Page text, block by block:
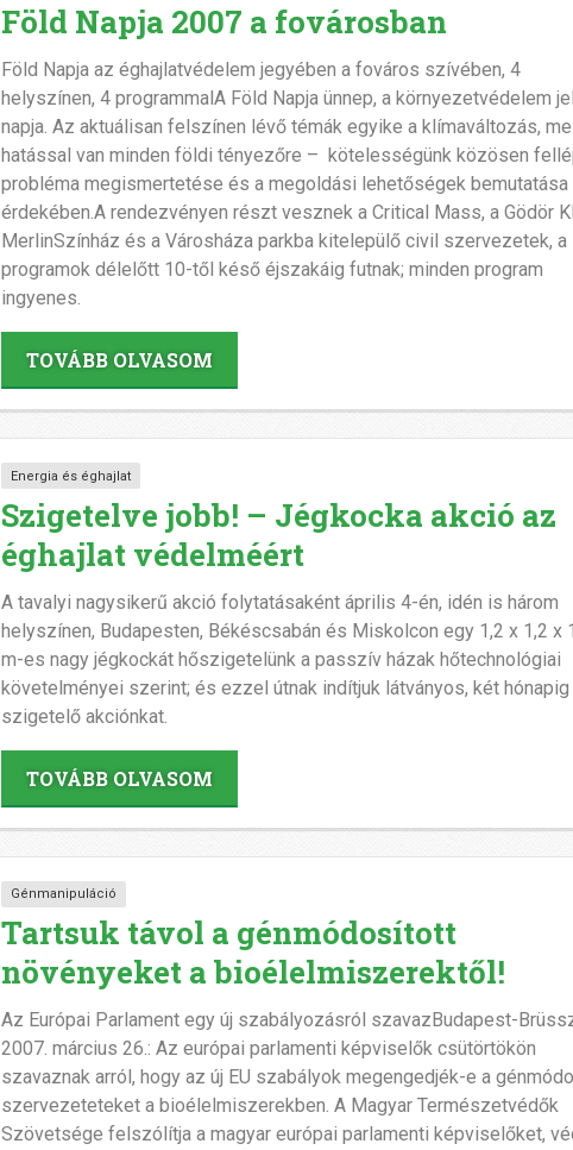
Föld Napja 2007 a fovárosban
Föld Napja az éghajlatvédelem jegyében a fováros szívében, 4
helyszínen, 4 programmalA Föld Napja ünnep, a környezetvédelem
napja. Az aktuálisan felszínen lévő témák egyike a klímaváltozás,
hatással van minden földi tényezőre – kötelességünk közösen
probléma megismertetése és a megoldási lehetőségek bemutatása
érdekében.A rendezvényen részt vesznek a Critical Mass, a Gödör
MerlinSzínház és a Városháza parkba kitelepülő civil szervezetek, a
programok délelőtt 10-től késő éjszakáig futnak; minden program
ingyenes.
TOVÁBB OLVASOM
Energia és éghajlat
Szigetelve jobb! – Jégkocka akció az
éghajlat védelméért
A tavalyi nagysikerű akció folytatásaként április 4-én, idén is három
helyszínen, Budapesten, Békéscsabán és Miskolcon egy 1,2 x 1,2 x
m-es nagy jégkockát hőszigetelünk a passzív házak hőtechnológiai
követelményei szerint; és ezzel útnak indítjuk látványos, két
szigetelő akciónkat.
TOVÁBB OLVASOM
Génmanipuláció
Tartsuk távol a génmódosított
növényeket a bioélelmiszerektől!
Az Európai Parlament egy új szabályozásról szavazBudapest-
2007. március 26.: Az európai parlamenti képviselők csütörtökön
szavaznak arról, hogy az új EU szabályok megengedjék-e a
szervezeteteket a bioélelmiszerekben. A Magyar Természetvédők
Szövetsége felszólítja a magyar európai parlamenti képviselőket,